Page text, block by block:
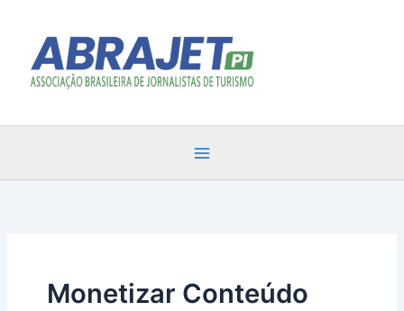
conteúdo
Monetizar Conteúdo